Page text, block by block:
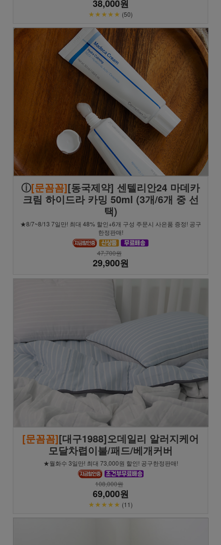
38,000원
★★★★★ (50)
ⓘ[문꼼꼼][동국제약] 센텔리안24 마데카
크림 하이드라 카밍 50ml (3개/6개 중 선
택)
★8/7~8/13 7일만! 최대 48% 할인+6개 구성 주문시 사은품 증정! 공구
한정판매!
47,700원
29,900원
[문꼼꼼][대구1988]오데일리 알러지케어
모달차렵이불/패드/베개커버
★월화수 3일만! 최대 73,000원 할인! 공구한정판매!
108,000원
69,000원
★★★★★ (11)